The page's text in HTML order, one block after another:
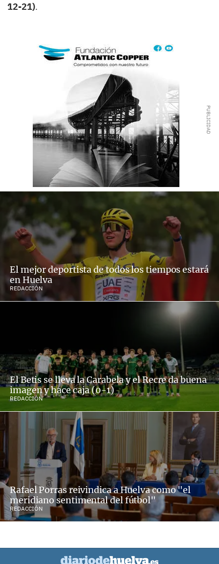
12-21).
El mejor deportista de todos los tiempos estará
en Huelva
REDACCIÓN
El Betis se lleva la Carabela y el Recre da buena
imagen y hace caja (0-1)
REDACCIÓN
Rafael Porras reivindica a Huelva como "el
meridiano sentimental del fútbol"
REDACCIÓN